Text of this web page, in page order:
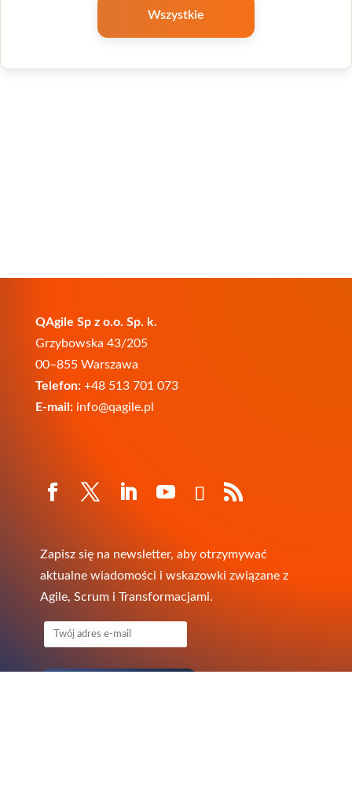
Wszystkie
QAgile Sp z o.o. Sp. k.
Grzybowska 43/205
00–855 Warszawa
Telefon: +48 513 701 073
E-mail: info@qagile.pl
Zapisz się na newsletter, aby otrzymywać
aktualne wiadomości i wskazowki związane z
Agile, Scrum i Transformacjami.